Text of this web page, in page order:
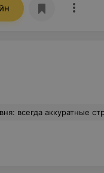
хотят, я хваталась за сердце. Сейчас сразу отправляю их к Татьяне в "Раду". И точно знаю: будет красиво, со вкусом. Дети в